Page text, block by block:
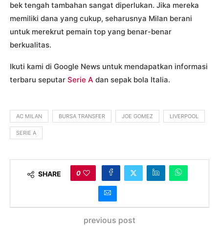
bek tengah tambahan sangat diperlukan. Jika mereka
memiliki dana yang cukup, seharusnya Milan berani
untuk merekrut pemain top yang benar-benar
berkualitas.
Ikuti kami di Google News untuk mendapatkan informasi
terbaru seputar Serie A dan sepak bola Italia.
AC MILAN BURSA TRANSFER JOE GOMEZ LIVERPOOL
SERIE A
SHARE 0
previous post